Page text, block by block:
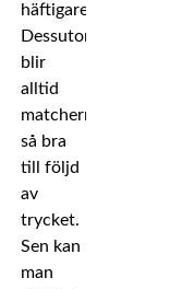
häftigare.
Dessutom
blir
alltid
matcherna
så bra
till följd
av
trycket.
Sen kan
man